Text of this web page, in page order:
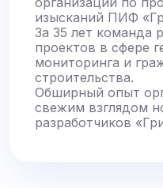
изысканий ПИФ
За 35 лет команда
проектов в сфере
мониторинга и
строительства.
Обширный опыт
свежим взглядом
разработчиков